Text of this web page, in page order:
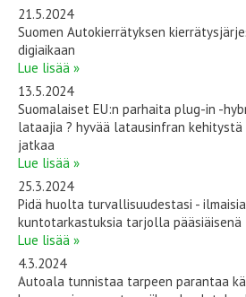
21.5.2024
Suomen Autokierrätyksen
digiaikaan
Lue lisää »
13.5.2024
Suomalaiset EU:n parhaita plug-in -
lataajia ? hyvää latausinfran
jatkaa
Lue lisää »
25.3.2024
Pidä huolta turvallisuudestasi -
kuntotarkastuksia tarjolla pääsiäisenä
Lue lisää »
4.3.2024
Autoala tunnistaa tarpeen parantaa